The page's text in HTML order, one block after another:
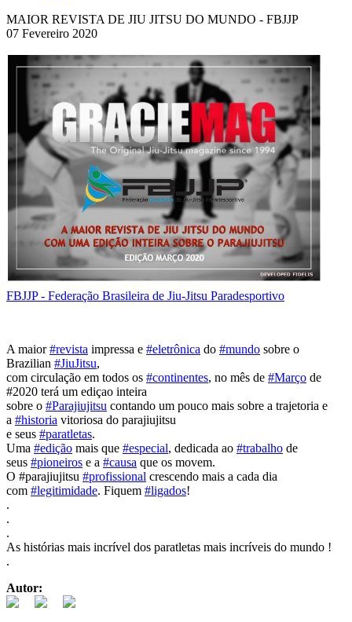
MAIOR REVISTA DE JIU JITSU DO MUNDO - FBJJP
07 Fevereiro 2020
FBJJP - Federação Brasileira de Jiu-Jitsu Paradesportivo
A maior#revista impressa e #eletrônica do #mundo sobre o
Brazilian #JiuJitsu,
com circulação em todos os #continentes, no mês de #Março de
#2020 terá um ediçao inteira
sobre o #Parajiujitsu contando um pouco mais sobre a trajetoria e
a #historia vitoriosa do parajiujitsu
e seus #paratletas.
Uma #edição mais que #especial, dedicada ao #trabalho de
seus #pioneiros e a #causa que os movem.
O #parajiujitsu #profissional crescendo mais a cada dia
com #legitimidade. Fiquem #ligados!
.
.
.
As histórias mais incrível dos paratletas mais incríveis do mundo !
.
Autor: